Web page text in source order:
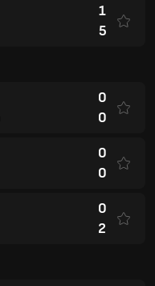
1
5
0
0
0
0
0
2